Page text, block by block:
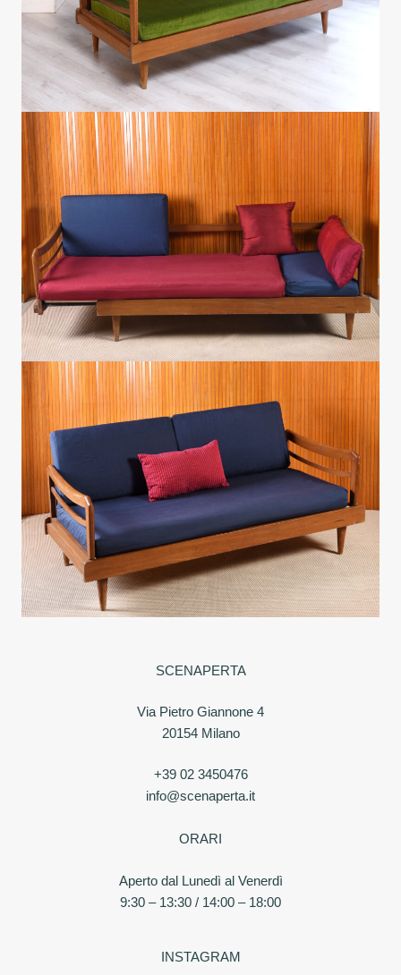
SCENAPERTA
Via Pietro Giannone 4
20154 Milano
+39 02 3450476
info@scenaperta.it
ORARI
Aperto dal Lunedì al Venerdì
9:30 – 13:30 / 14:00 – 18:00
INSTAGRAM